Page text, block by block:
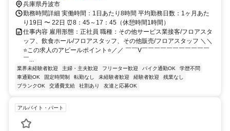
兵庫県丹波市
勤務時間詳細 実働時間：1日あたり8時間 平均勤務日数：1ヶ月あた
り19日 〜 22日 ⏰8：45～17：45（休憩時間1時間）
仕事内容 雇用形態：正社員 職種：その他サービス業接客/フロアスタ
ッフ、飲食ホール/フロアスタッフ、その他販売/フロアスタッフ ＼＼
⭐この求人のアピールポイント⭐／／ ￣￣V￣￣￣￣￣￣￣￣￣￣￣
￣...
業界未経験者歓迎 主婦・主夫歓迎 フリーター歓迎 バイク通勤OK
学歴不問
車通勤OK
固定時間制 転勤なし 未経験者歓迎 経験者歓迎
残業なし
ブランクOK
交通費支給 社割あり 友達と応募OK
アルバイト・パート